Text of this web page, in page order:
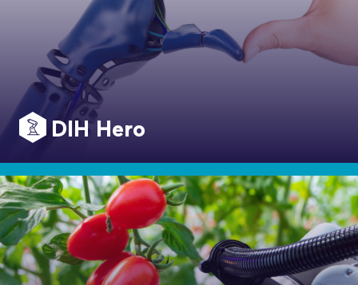
DIH Hero